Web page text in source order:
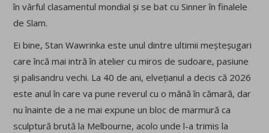
în vârful clasamentul mondial și se bat cu Sinner în finalele
de Slam.
Ei bine, Stan Wawrinka este unul dintre ultimii meșteșugari
care încă mai intră în atelier cu miros de sudoare, pasiune
și palisandru vechi. La 40 de ani, elvețianul a decis că 2026
este anul în care va pune reverul cu o mână în cămară, dar
nu înainte de a ne mai expune un bloc de marmură ca
sculptură brută la Melbourne, acolo unde l-a trimis la